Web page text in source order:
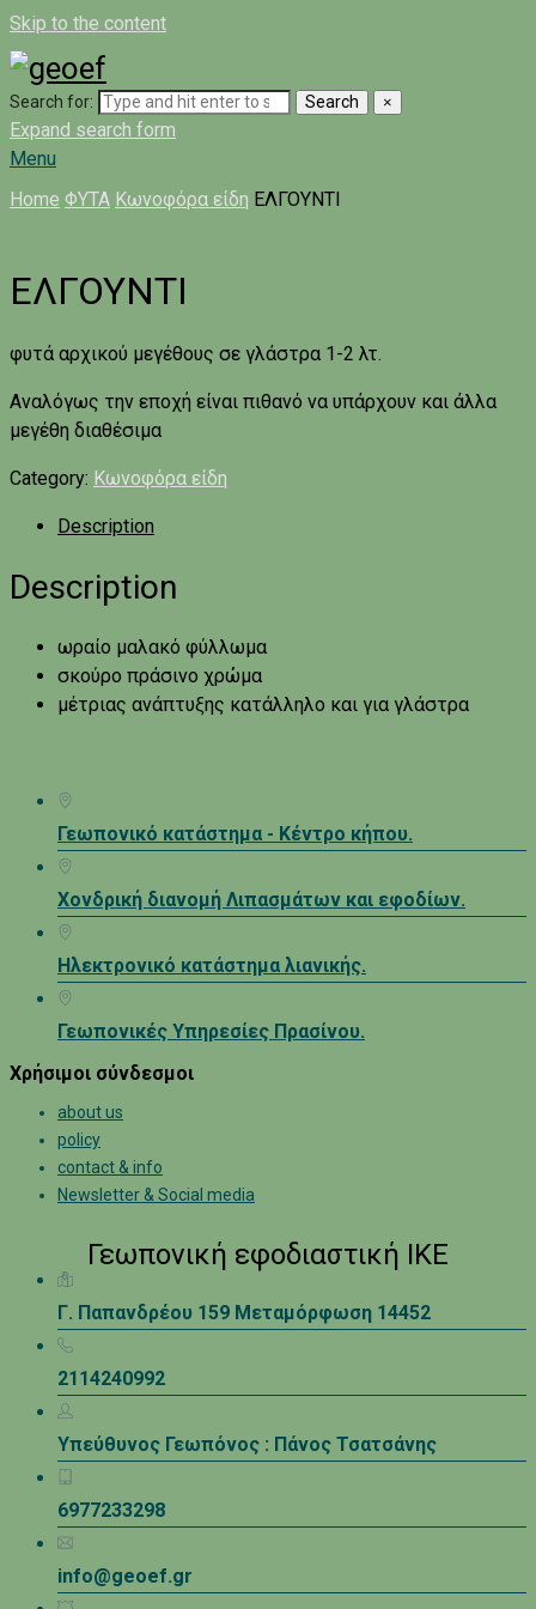
Skip to the content
Search for: Search ×
Expand search form
Menu
Home ΦΥΤΑ Κωνοφόρα είδη ΕΛΓΟΥΝΤΙ
ΕΛΓΟΥΝΤΙ
φυτά αρχικού μεγέθους σε γλάστρα 1-2 λτ.
Αναλόγως την εποχή είναι πιθανό να υπάρχουν και άλλα
μεγέθη διαθέσιμα
Category: Κωνοφόρα είδη
Description
Description
ωραίο μαλακό φύλλωμα
σκούρο πράσινο χρώμα
μέτριας ανάπτυξης κατάλληλο και για γλάστρα
Γεωπονικό κατάστημα - Κέντρο κήπου.
Χονδρική διανομή Λιπασμάτων και εφοδίων.
Ηλεκτρονικό κατάστημα λιανικής.
Γεωπονικές Υπηρεσίες Πρασίνου.
Χρήσιμοι σύνδεσμοι
about us
policy
contact & info
Newsletter & Social media
Γεωπονική εφοδιαστική ΙΚΕ
Γ. Παπανδρέου 159 Μεταμόρφωση 14452
2114240992
Υπεύθυνος Γεωπόνος : Πάνος Τσατσάνης
6977233298
info@geoef.gr